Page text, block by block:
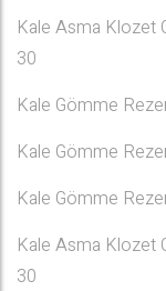
Kale Asma Klozet
30
Kale Gömme
Kale Gömme
Kale Gömme
Kale Asma Klozet
30